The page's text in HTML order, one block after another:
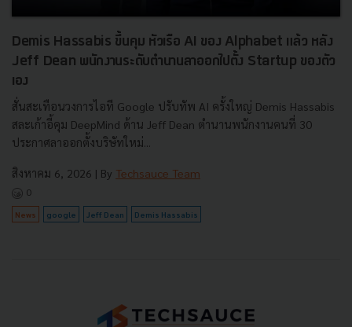
Demis Hassabis ขึ้นคุม หัวเรือ AI ของ Alphabet แล้ว หลัง
Jeff Dean พนักงานระดับตำนานลาออกไปตั้ง Startup ของตัว
เอง
สั่นสะเทือนวงการไอที Google ปรับทัพ AI ครั้งใหญ่ Demis Hassabis
สละเก้าอี้คุม DeepMind ด้าน Jeff Dean ตำนานพนักงานคนที่ 30
ประกาศลาออกตั้งบริษัทใหม่...
สิงหาคม 6, 2026 | By Techsauce Team
0
News google Jeff Dean Demis Hassabis